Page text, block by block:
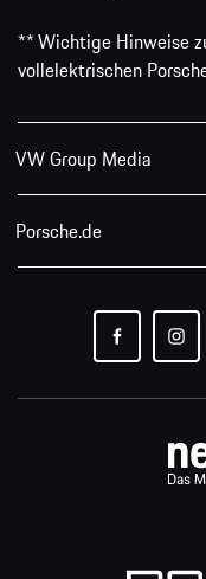
** Wichtige Hinweise
vollelektrischen
VW Group Media
Porsche.de